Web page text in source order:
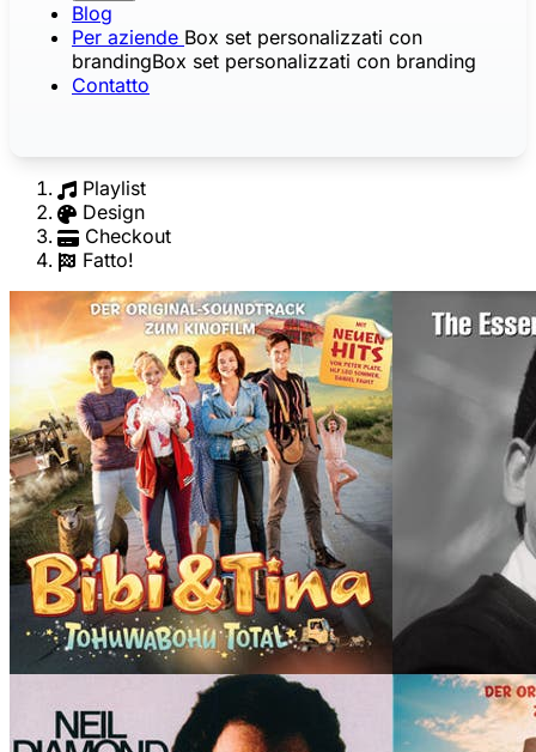
Blog
Per aziende Box set personalizzati con
brandingBox set personalizzati con branding
Contatto
Playlist
Design
Checkout
Fatto!